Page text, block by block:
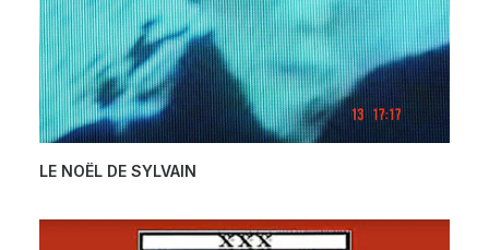
LE NOËL DE SYLVAIN